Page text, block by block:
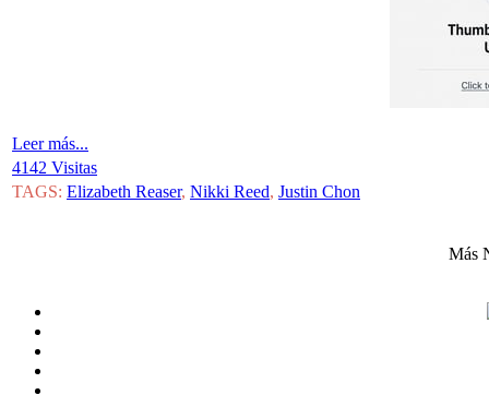
Leer más...
4142 Visitas
TAGS: Elizabeth Reaser, Nikki Reed, Justin Chon
Más